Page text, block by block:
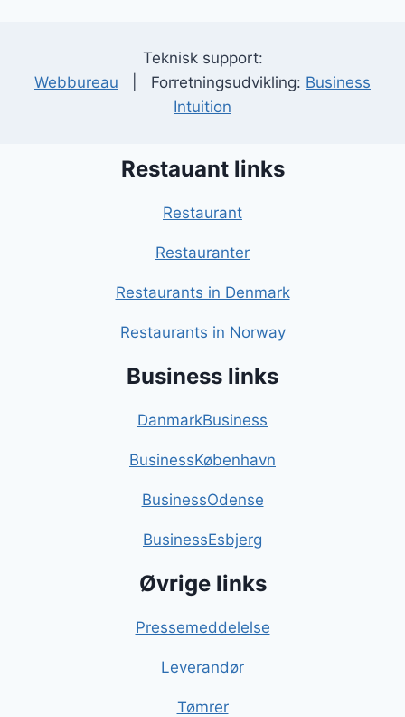
Teknisk support:
Webbureau | Forretningsudvikling: Business
Intuition
Restauant links
Restaurant
Restauranter
Restaurants in Denmark
Restaurants in Norway
Business links
DanmarkBusiness
BusinessKøbenhavn
BusinessOdense
BusinessEsbjerg
Øvrige links
Pressemeddelelse
Leverandør
Tømrer